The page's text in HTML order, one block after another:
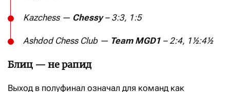
Kazchess — Chessy– 3:3, 1:5
Ashdod Chess Club — Team MGD1 – 2:4, 1½:4½
Блиц — не рапид
Выход в полуфинал означал для команд как